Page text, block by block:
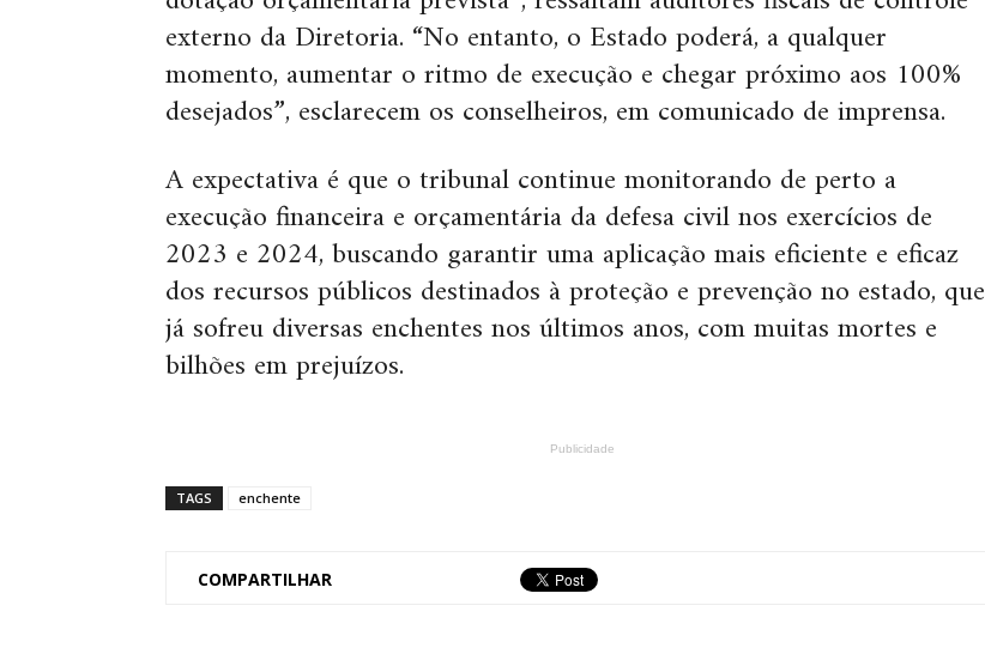
externo da Diretoria. “No entanto, o Estado poderá, a qualquer
momento, aumentar o ritmo de execução e chegar próximo aos 100%
desejados”, esclarecem os conselheiros, em comunicado de imprensa.
A expectativa é que o tribunal continue monitorando de perto a
execução financeira e orçamentária da defesa civil nos exercícios de
2023 e 2024, buscando garantir uma aplicação mais eficiente e eficaz
dos recursos públicos destinados à proteção e prevenção no estado, que
já sofreu diversas enchentes nos últimos anos, com muitas mortes e
bilhões em prejuízos.
Publicidade
TAGS enchente
COMPARTILHAR